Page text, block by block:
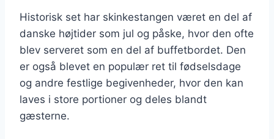
Historisk set har skinkestangen været en del af
danske højtider som jul og påske, hvor den ofte
blev serveret som en del af buffetbordet. Den
er også blevet en populær ret til fødselsdage
og andre festlige begivenheder, hvor den kan
laves i store portioner og deles blandt
gæsterne.